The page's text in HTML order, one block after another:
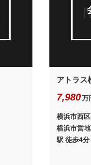
アトラス
7,980万
横浜市西
横浜市営
駅 徒歩4分